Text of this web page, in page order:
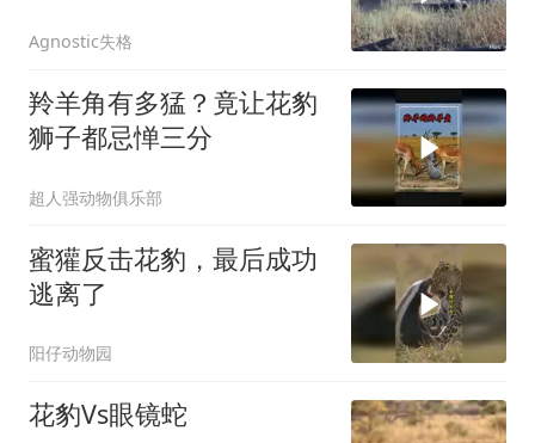
Agnostic失格
羚羊角有多猛？竟让花豹
狮子都忌惮三分
超人强动物俱乐部
蜜獾反击花豹，最后成功
逃离了
阳仔动物园
花豹Vs眼镜蛇